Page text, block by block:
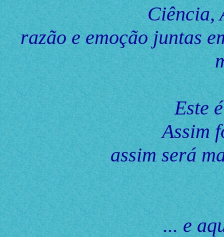
Ciência,
razão e emoção juntas
Este
Assim
assim será
... e